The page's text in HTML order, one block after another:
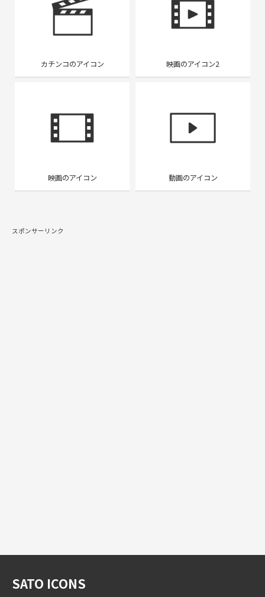
カチンコのアイコン 映画のアイコン2
映画のアイコン 動画のアイコン
スポンサーリンク
SATO ICONS